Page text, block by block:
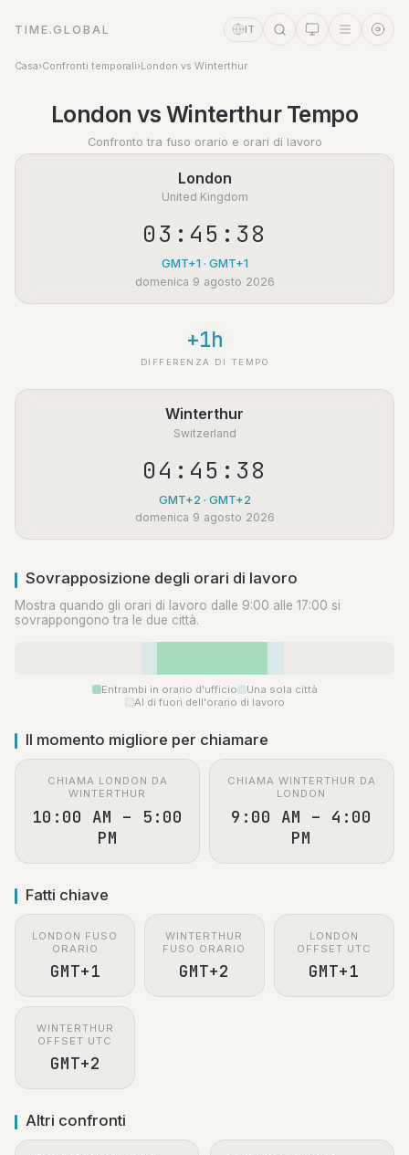
TIME.GLOBAL IT
Casa›Confronti temporali›London vs Winterthur
London vs Winterthur Tempo
Confronto tra fuso orario e orari di lavoro
London
United Kingdom
03:45:38
GMT+1 · GMT+1
domenica 9 agosto 2026
+1h
DIFFERENZA DI TEMPO
Winterthur
Switzerland
04:45:38
GMT+2 · GMT+2
domenica 9 agosto 2026
Sovrapposizione degli orari di lavoro
Mostra quando gli orari di lavoro dalle 9:00 alle 17:00 si
sovrappongono tra le due città.
Entrambi in orario d'ufficio
Una sola città
Al di fuori dell'orario di lavoro
Il momento migliore per chiamare
CHIAMA LONDON DA
WINTERTHUR
10:00 AM – 5:00
PM
CHIAMA WINTERTHUR DA
LONDON
9:00 AM – 4:00
PM
Fatti chiave
LONDON FUSO
ORARIO
GMT+1
WINTERTHUR
FUSO ORARIO
GMT+2
LONDON
OFFSET UTC
GMT+1
WINTERTHUR
OFFSET UTC
GMT+2
Altri confronti
Assistente a tempo
Online